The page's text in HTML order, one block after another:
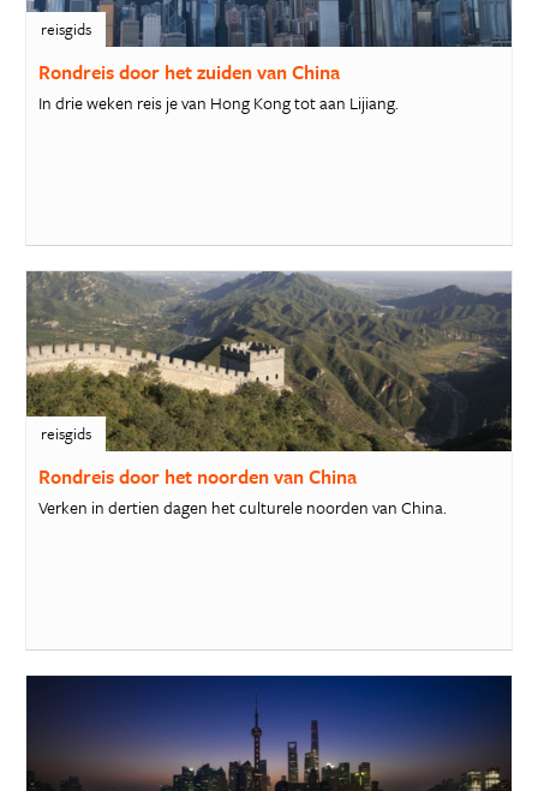
reisgids
Rondreis door het zuiden van China
In drie weken reis je van Hong Kong tot aan Lijiang.
reisgids
Rondreis door het noorden van China
Verken in dertien dagen het culturele noorden van China.